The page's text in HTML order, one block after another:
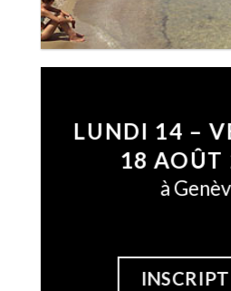
LUNDI 14 –
18 AOÛT
à